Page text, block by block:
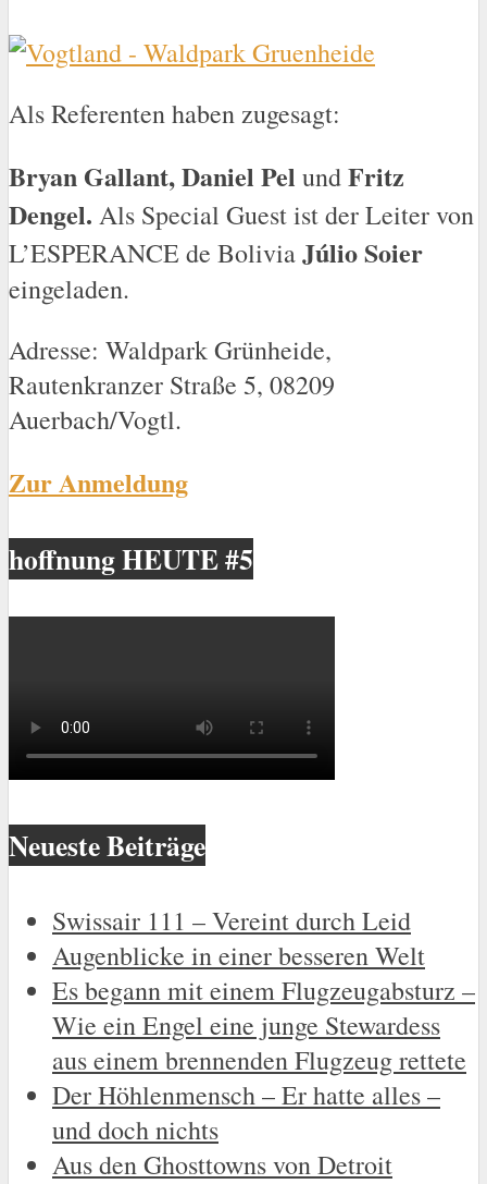
Als Referenten haben zugesagt:
Bryan Gallant, Daniel Pel undFritz
Dengel. Als Special Guest ist der Leiter von
L’ESPERANCE de BoliviaJúlio Soier
eingeladen.
Adresse: Waldpark Grünheide,
Rautenkranzer Straße 5, 08209
Auerbach/Vogtl.
Zur Anmeldung
hoffnung HEUTE #5
Neueste Beiträge
Swissair 111 – Vereint durch Leid
Augenblicke in einer besseren Welt
Es begann mit einem Flugzeugabsturz –
Wie ein Engel eine junge Stewardess
aus einem brennenden Flugzeug rettete
Der Höhlenmensch – Er hatte alles –
und doch nichts
Aus den Ghosttowns von Detroit